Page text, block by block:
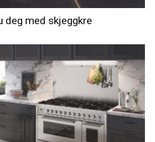
deg med skjeggkre